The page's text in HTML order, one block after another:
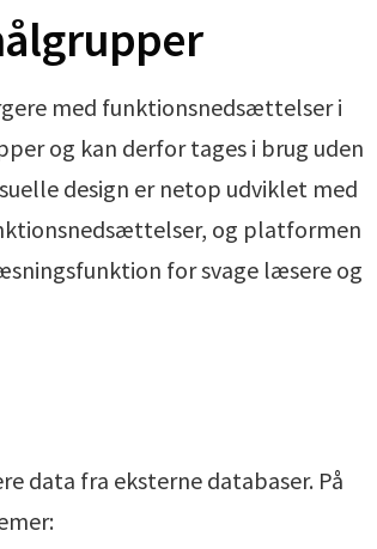
med funktionsnedsættelser i
og kan derfor tages i brug uden
design er netop udviklet med
og platformen
for svage læsere og
data fra eksterne databaser. På